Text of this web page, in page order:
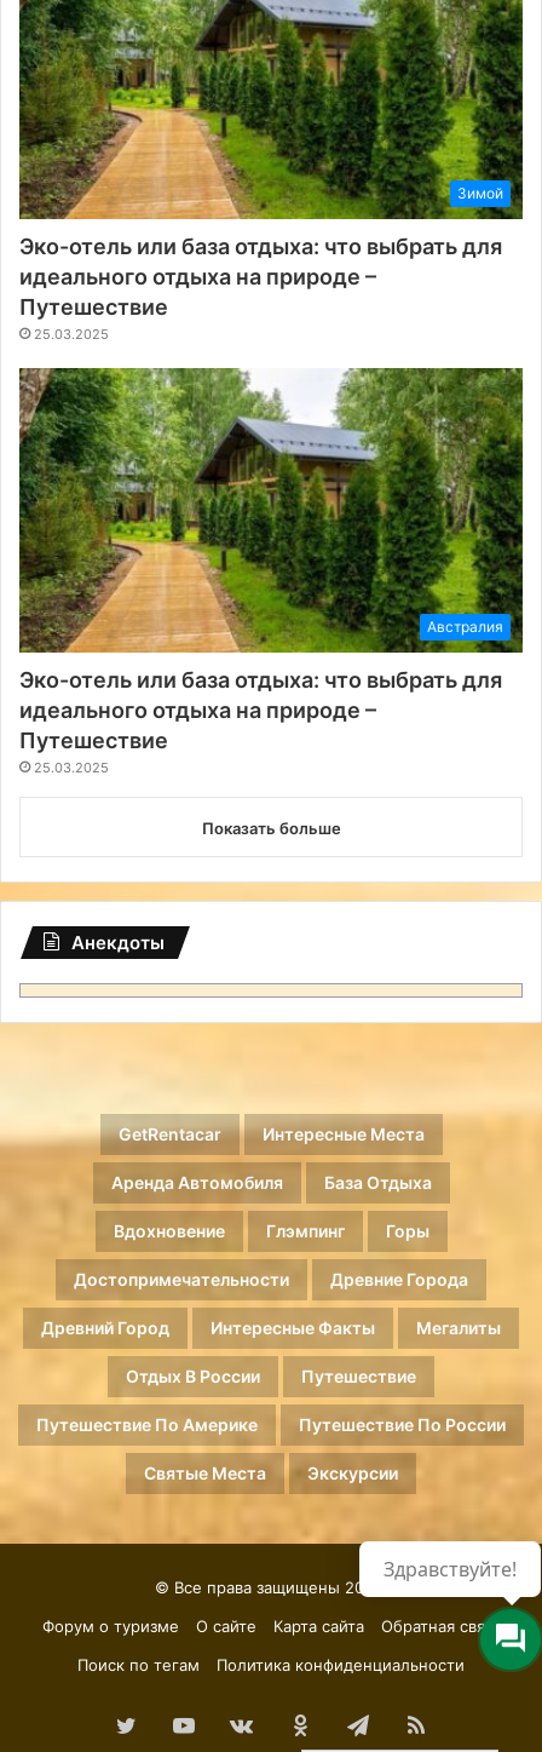
Зимой
Эко-отель или база отдыха: что выбрать для
идеального отдыха на природе –
Путешествие
25.03.2025
Австралия
Эко-отель или база отдыха: что выбрать для
идеального отдыха на природе –
Путешествие
25.03.2025
Показать больше
Анекдоты
GetRentacar Интересные Места
Аренда Автомобиля База Отдыха
Вдохновение Глэмпинг Горы
Достопримечательности Древние Города
Древний Город Интересные Факты Мегалиты
Отдых В России Путешествие
Путешествие По Америке Путешествие По России
Святые Места Экскурсии
© Все права защищены 2026.
Форум о туризме
О сайте Карта сайта
Обратная связь
Поиск по тегам
Политика конфиденциальности
TwitterYouTubevk.comОдноклассники
Telegram
RSS
Здравствуйте!